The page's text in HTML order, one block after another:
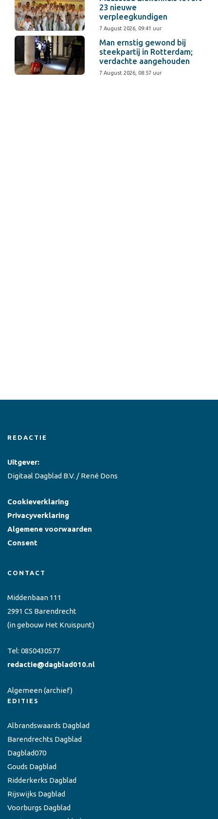
23 nieuwe
verpleegkundigen
7 August 2026, 09:41 uur
Man ernstig gewond bij
steekpartij in Rotterdam;
verdachte aangehouden
7 August 2026, 08:57 uur
REDACTIE
Uitgever:
Digitaal Dagblad B.V. / René Dons
Cookieverklaring
Privacyverklaring
Algemene voorwaarden
Consent
CONTACT
Middenbaan 111
2991 CS Barendrecht
(in gebouw Het Kruispunt)
Tel: 0850430577
redactie@dagblad010.nl
Algemeen(archief)
EDITIES
Albrandswaards Dagblad
Barendrechts Dagblad
Dagblad070
Gouds Dagblad
Ridderkerks Dagblad
Rijswijks Dagblad
Voorburgs Dagblad